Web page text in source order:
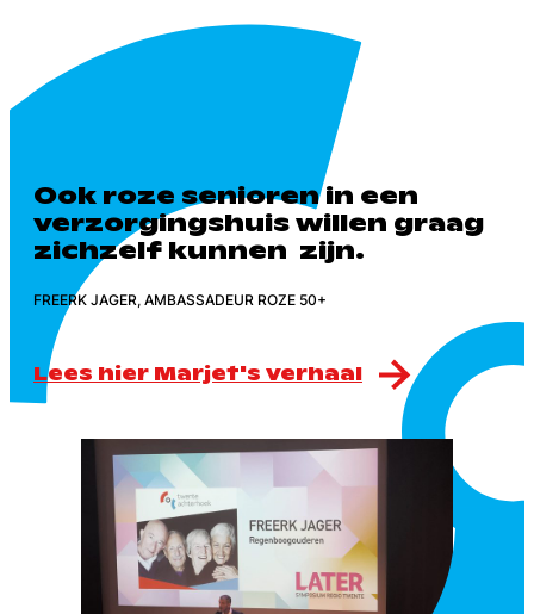
Ook roze senioren in een
verzorgingshuis willen graag
zichzelf kunnen zijn.
FREERK JAGER, AMBASSADEUR ROZE 50+
Lees hier Marjet's verhaal